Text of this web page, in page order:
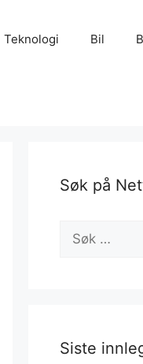
Teknologi Bil
Søk på
Søk
etter:
Siste